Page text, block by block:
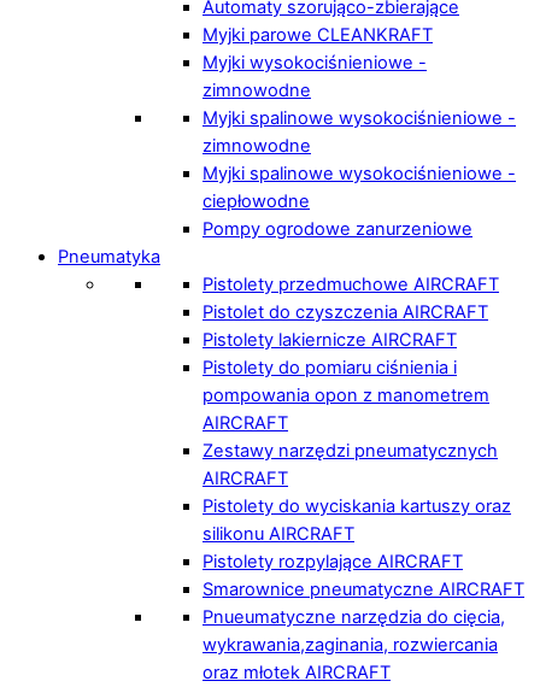
Automaty szorująco-zbierające
Myjki parowe CLEANKRAFT
Myjki wysokociśnieniowe -
zimnowodne
Myjki spalinowe wysokociśnieniowe -
zimnowodne
Myjki spalinowe wysokociśnieniowe -
ciepłowodne
Pompy ogrodowe zanurzeniowe
Pneumatyka
Pistolety przedmuchowe AIRCRAFT
Pistolet do czyszczenia AIRCRAFT
Pistolety lakiernicze AIRCRAFT
Pistolety do pomiaru ciśnienia i
pompowania opon z manometrem
AIRCRAFT
Zestawy narzędzi pneumatycznych
AIRCRAFT
Pistolety do wyciskania kartuszy oraz
silikonu AIRCRAFT
Pistolety rozpylające AIRCRAFT
Smarownice pneumatyczne AIRCRAFT
Pnueumatyczne narzędzia do cięcia,
wykrawania,zaginania, rozwiercania
oraz młotek AIRCRAFT